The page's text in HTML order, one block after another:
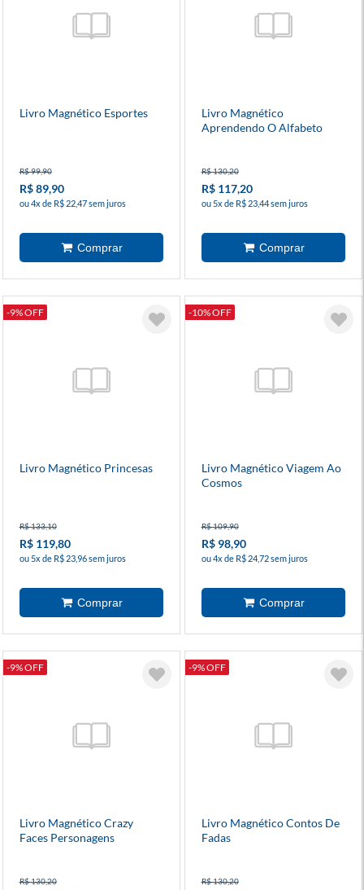
Livro Magnético Esportes
R$ 99,90
R$ 89,90
ou 4x de R$ 22,47 sem juros
Livro Magnético
Aprendendo O Alfabeto
R$ 130,20
R$ 117,20
ou 5x de R$ 23,44 sem juros
-9% OFF
Livro Magnético Princesas
R$ 133,10
R$ 119,80
ou 5x de R$ 23,96 sem juros
-10% OFF
Livro Magnético Viagem Ao
Cosmos
R$ 109,90
R$ 98,90
ou 4x de R$ 24,72 sem juros
-9% OFF
Livro Magnético Crazy
Faces Personagens
R$ 130,20
-9% OFF
Livro Magnético Contos De
Fadas
R$ 130,20